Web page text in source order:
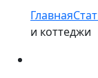
Главная
и коттеджи